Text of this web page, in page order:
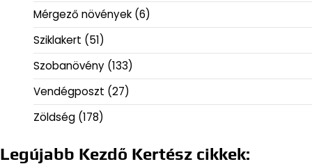
Mérgező növények (6)
Sziklakert (51)
Szobanövény (133)
Vendégposzt (27)
Zöldség (178)
Legújabb Kezdő Kertész cikkek: